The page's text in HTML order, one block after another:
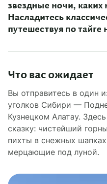
звездные ночи, каких
Насладитесь
путешествуя по тайге
Что вас ожидает
Вы отправитесь в один
уголков Сибири —
Кузнецком Алатау.
сказку: чистейший
пихты в снежных
мерцающие под луной.